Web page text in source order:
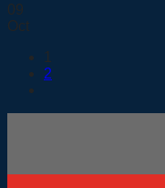
09
Oct
1
2